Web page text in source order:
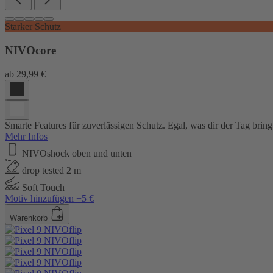
Starker Schutz
NIVOcore
ab 29,99 €
Smarte Features für zuverlässigen Schutz. Egal, was dir der Tag
Mehr Infos
NIVOshock oben und unten
drop tested 2 m
Soft Touch
Motiv hinzufügen +5 €
Warenkorb